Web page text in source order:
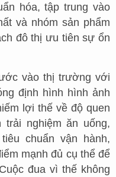
hóa, tập trung vào
và nhóm sản phẩm
đô thị ưu tiên sự ổn
vào thị trường với
định hình hình ảnh
lợi thế về độ quen
trải nghiệm ăn uống,
chuẩn vận hành,
mạnh đủ cụ thể để
đua vì thế không